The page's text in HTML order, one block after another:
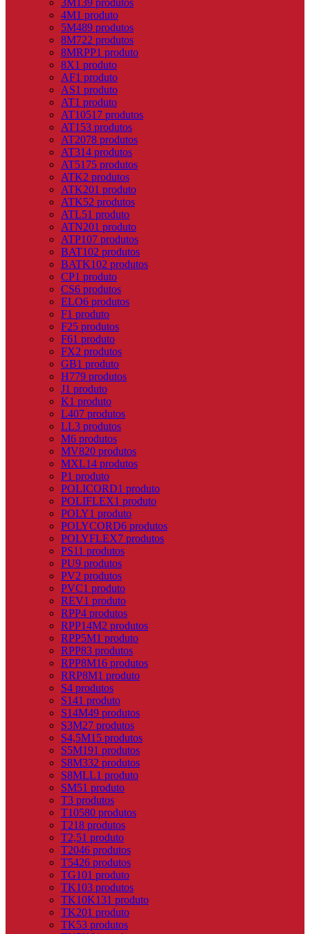
4M1 produto
5M489 produtos
8M722 produtos
8MRPP1 produto
8X1 produto
AF1 produto
AS1 produto
AT1 produto
AT10517 produtos
AT153 produtos
AT2078 produtos
AT314 produtos
AT5175 produtos
ATK2 produtos
ATK201 produto
ATK52 produtos
ATL51 produto
ATN201 produto
ATP107 produtos
BAT102 produtos
BATK102 produtos
CP1 produto
CS6 produtos
ELO6 produtos
F1 produto
F25 produtos
F61 produto
FX2 produtos
GB1 produto
H779 produtos
J1 produto
K1 produto
L407 produtos
LL3 produtos
M6 produtos
MV820 produtos
MXL14 produtos
P1 produto
POLICORD1 produto
POLIFLEX1 produto
POLY1 produto
POLYCORD6 produtos
POLYFLEX7 produtos
PS11 produtos
PU9 produtos
PV2 produtos
PVC1 produto
REV1 produto
RPP4 produtos
RPP14M2 produtos
RPP5M1 produto
RPP83 produtos
RPP8M16 produtos
RRP8M1 produto
S4 produtos
S141 produto
S14M49 produtos
S3M27 produtos
S4,5M15 produtos
S5M191 produtos
S8M332 produtos
S8MLL1 produto
SM51 produto
T3 produtos
T10580 produtos
T218 produtos
T2,51 produto
T2046 produtos
T5426 produtos
TG101 produto
TK103 produtos
TK10K131 produto
TK201 produto
TK53 produtos